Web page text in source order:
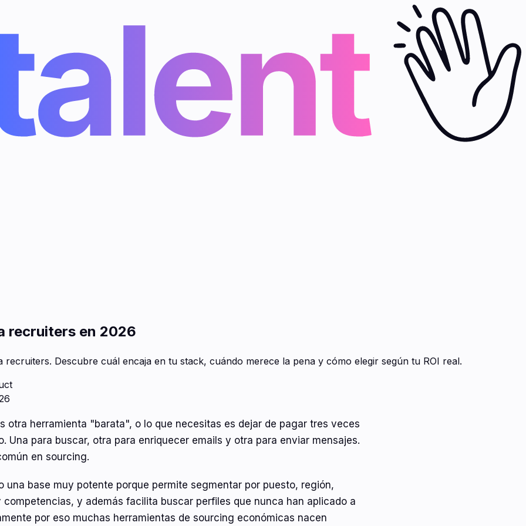
recruiters en 2026
Descubre cuál encaja en tu stack, cuándo merece la pena y cómo elegir según tu ROI real.
otra herramienta "barata", o lo que necesitas es dejar de pagar tres veces
Una para buscar, otra para enriquecer emails y otra para enviar mensajes.
en sourcing.
una base muy potente porque permite segmentar por puesto, región,
y además facilita buscar perfiles que nunca han aplicado a
por eso muchas herramientas de sourcing económicas nacen